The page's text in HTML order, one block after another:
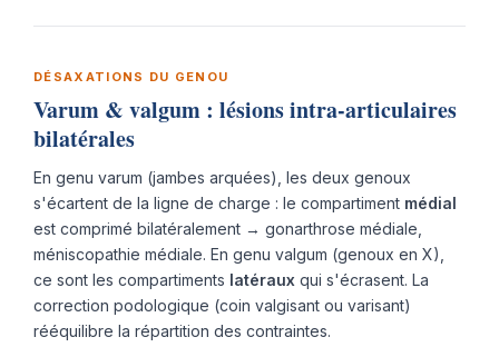
DÉSAXATIONS DU GENOU
Varum & valgum : lésions intra-articulaires
bilatérales
En genu varum (jambes arquées), les deux genoux
s'écartent de la ligne de charge : le compartiment médial
est comprimé bilatéralement → gonarthrose médiale,
méniscopathie médiale. En genu valgum (genoux en X),
ce sont les compartiments latéraux qui s'écrasent. La
correction podologique (coin valgisant ou varisant)
rééquilibre la répartition des contraintes.